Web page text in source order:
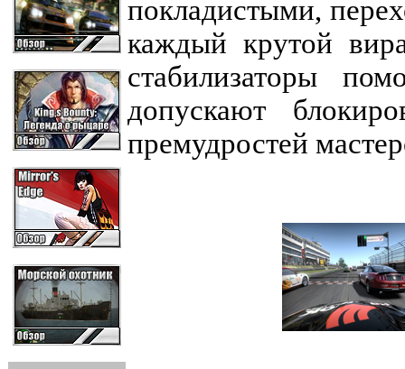
покладистыми,
каждый крутой
стабилизаторы
допускают
премудростей